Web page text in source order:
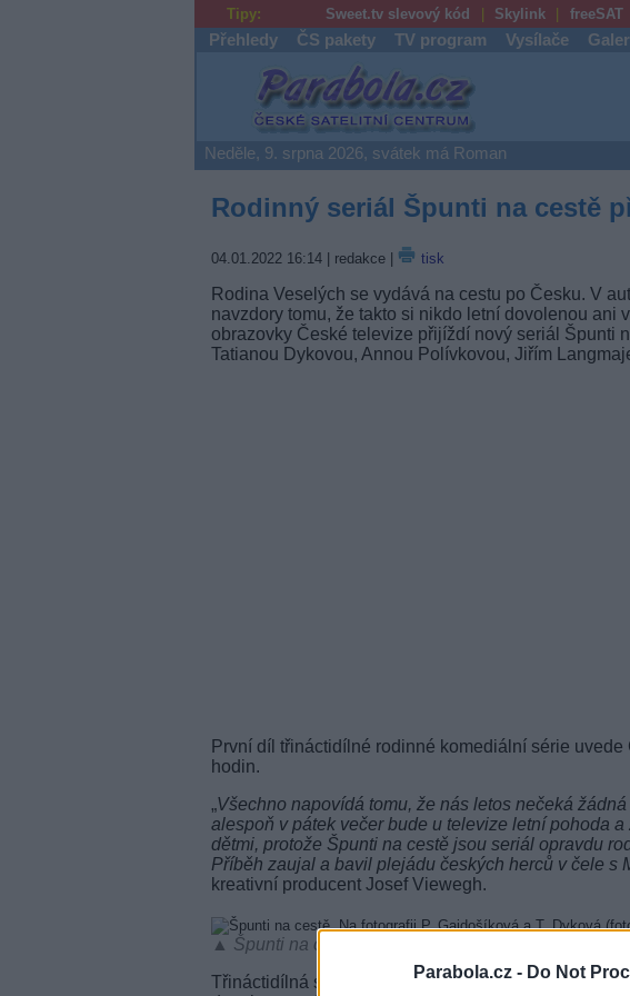
Parabola.cz - Do Not
Tipy: Sweet.tv slevový kód Skylink freeSAT
Přehledy ČS pakety TV program Vysílače
Parabola.cz
Neděle, 9. srpna 2026, svátek má Roman
Rodinný seriál Špunti na cestě
04.01.2022 16:14| redakce | tisk
Rodina Veselých se vydává na cestu po Česku. V
navzdory tomu, že takto si nikdo letní dovolenou ani
obrazovky České televize přijíždí nový seriál Špunti
Tatianou Dykovou, Annou Polívkovou, Jiřím
První díl třináctidílné rodinné komediální série uvede
hodin.
„Všechno napovídá tomu, že nás letos nečeká žádná
alespoň v pátek večer bude u televize letní pohoda
dětmi, protože Špunti na cestě jsou seriál opravdu
Příběh zaujal a bavil plejádu českých herců v čele s
kreativní producent Josef Viewegh.
▲ Špunti na cestě. Na fotografii P. Gajdošíková a T.
Třináctidílná série začíná na konci školního roku,